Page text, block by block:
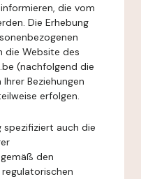
die vom
Die Erhebung
die Website des
(nachfolgend die
Beziehungen
erfolgen.
spezifiziert auch die
den